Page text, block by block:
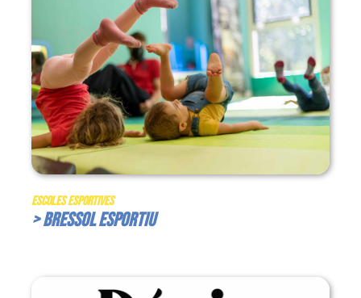
Escoles Esportives
> Bressol Esportiu